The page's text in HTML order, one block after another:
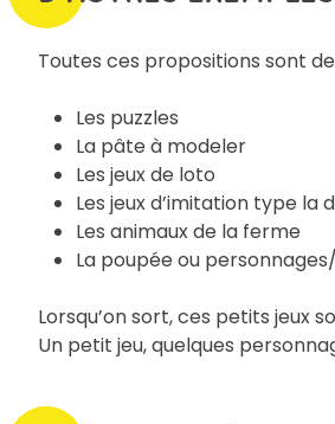
Toutes ces propositions sont
Les puzzles
La pâte à modeler
Les jeux de loto
Les jeux d’imitation type la
Les animaux de la ferme
La poupée ou
Lorsqu’on sort, ces petits jeux
Un petit jeu, quelques